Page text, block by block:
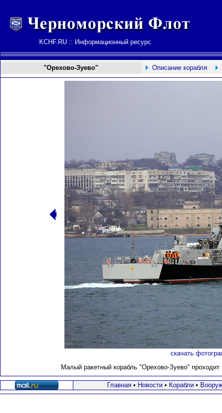
KCHF.RU :: Информационный ресурс
"Орехово-Зуево" Описание корабля
скачать
Малый ракетный корабль "Орехово-Зуево"
Главная• Новости• Корабли•